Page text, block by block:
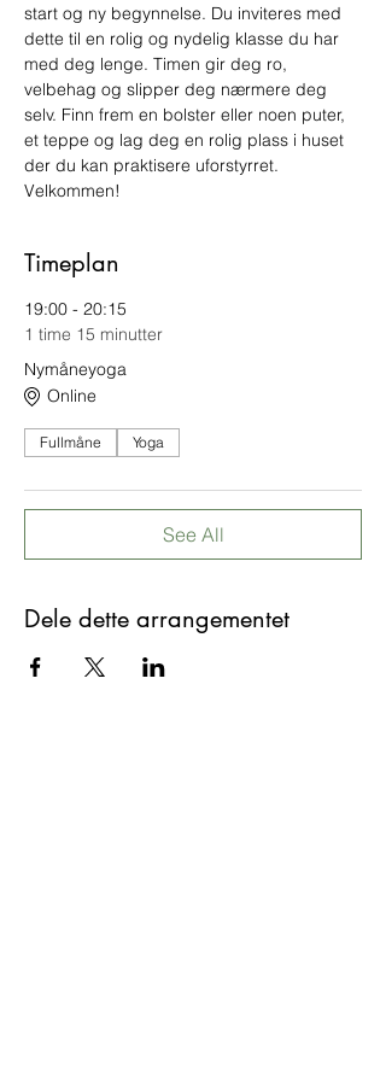
start og ny begynnelse. Du inviteres med
dette til en rolig og nydelig klasse du har
med deg lenge. Timen gir deg ro,
velbehag og slipper deg nærmere deg
selv. Finn frem en bolster eller noen puter,
et teppe og lag deg en rolig plass i huset
der du kan praktisere uforstyrret.
Velkommen!
Timeplan
19:00 - 20:15
1 time 15 minutter
Nymåneyoga
Online
Fullmåne Yoga
See All
Dele dette arrangementet